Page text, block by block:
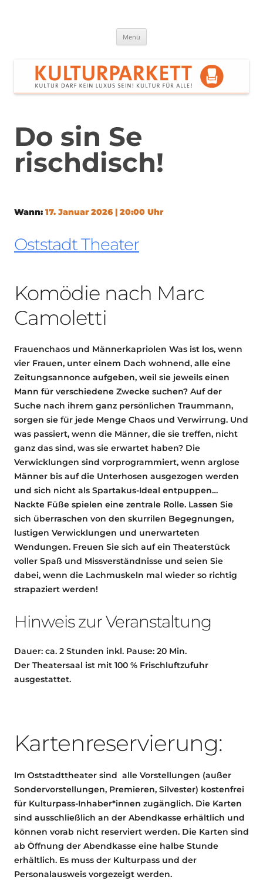
Menü
Do sin Se
rischdisch!
Wann: 17. Januar 2026 | 20:00 Uhr
Oststadt Theater
Komödie nach Marc
Camoletti
Frauenchaos und Männerkapriolen Was ist los, wenn
vier Frauen, unter einem Dach wohnend, alle eine
Zeitungsannonce aufgeben, weil sie jeweils einen
Mann für verschiedene Zwecke suchen? Auf der
Suche nach ihrem ganz persönlichen Traummann,
sorgen sie für jede Menge Chaos und Verwirrung. Und
was passiert, wenn die Männer, die sie treffen, nicht
ganz das sind, was sie erwartet haben? Die
Verwicklungen sind vorprogrammiert, wenn arglose
Männer bis auf die Unterhosen ausgezogen werden
und sich nicht als Spartakus-Ideal entpuppen…
Nackte Füße spielen eine zentrale Rolle. Lassen Sie
sich überraschen von den skurrilen Begegnungen,
lustigen Verwicklungen und unerwarteten
Wendungen. Freuen Sie sich auf ein Theaterstück
voller Spaß und Missverständnisse und seien Sie
dabei, wenn die Lachmuskeln mal wieder so richtig
strapaziert werden!
Hinweis zur Veranstaltung
Dauer: ca. 2 Stunden inkl. Pause: 20 Min.
Der Theatersaal ist mit 100 % Frischluftzufuhr
ausgestattet.
Kartenreservierung:
Im Oststadttheater sind alle Vorstellungen (außer
Sondervorstellungen, Premieren, Silvester) kostenfrei
für Kulturpass-Inhaber*innen zugänglich. Die Karten
sind ausschließlich an der Abendkasse erhältlich und
können vorab nicht reserviert werden. Die Karten sind
ab Öffnung der Abendkasse eine halbe Stunde
erhältlich. Es muss der Kulturpass und der
Personalausweis vorgezeigt werden.